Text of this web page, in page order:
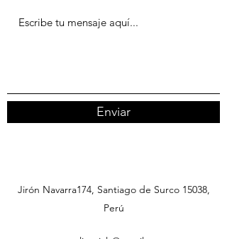
Jirón Navarra174, Santiago de Surco 15038,
Perú
Enviar